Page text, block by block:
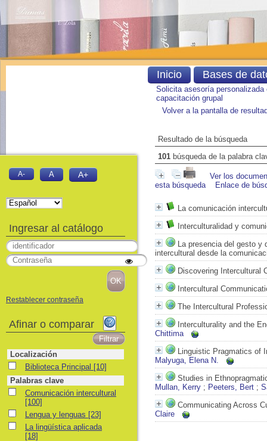
Solicita asesoría personalizada
capacitación grupal
Volver a la pantalla de
Resultado de la búsqueda
101 búsqueda de la palabra
Ver los
esta búsqueda
Enlace de
La comunicación
Interculturalidad y
La presencia del gesto y
intercultural desde la
Discovering Intercultural
Intercultural
The Intercultural
Interculturality and the
Chittima
Linguistic Pragmatics of
Malyuga, Elena N.
Studies in
Mullan, Kerry ; Peeters, Bert ;
Communicating Across
Claire
Inicio Bases de
A- A A+
Ingresar al catálogo
Restablecer contraseña
Afinar o comparar
Localización
Biblioteca Principal
Biblioteca Principal [10]
Palabras clave
Comunicación intercultural
Comunicación intercultural
[100]
Lengua y lenguas
Lengua y lenguas [23]
La lingüística aplicada
La lingüística aplicada
[18]